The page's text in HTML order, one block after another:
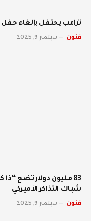
ترامب يحتفل بإلغاء
فنون سبتمبر 9, 2025
83 مليون دولار تضع
شباك التذاكر الأميركي
فنون سبتمبر 9, 2025